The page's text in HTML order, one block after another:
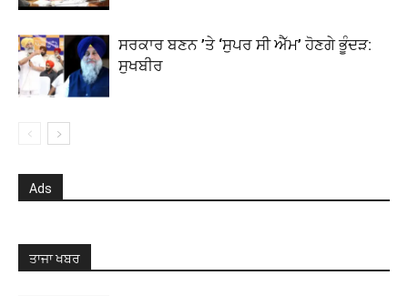
ਸਰਕਾਰ ਬਣਨ ’ਤੇ ‘ਸੁਪਰ ਸੀ ਐੱਮ’ ਹੋਣਗੇ ਭੂੰਦੜ:
ਸੁਖਬੀਰ
Ads
ਤਾਜਾ ਖਬਰ